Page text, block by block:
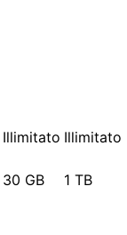
Illimitato Illimitato
30 GB 1 TB